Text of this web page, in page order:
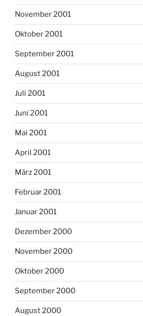
November 2001
Oktober 2001
September 2001
August 2001
Juli 2001
Juni 2001
Mai 2001
April 2001
März 2001
Februar 2001
Januar 2001
Dezember 2000
November 2000
Oktober 2000
September 2000
August 2000